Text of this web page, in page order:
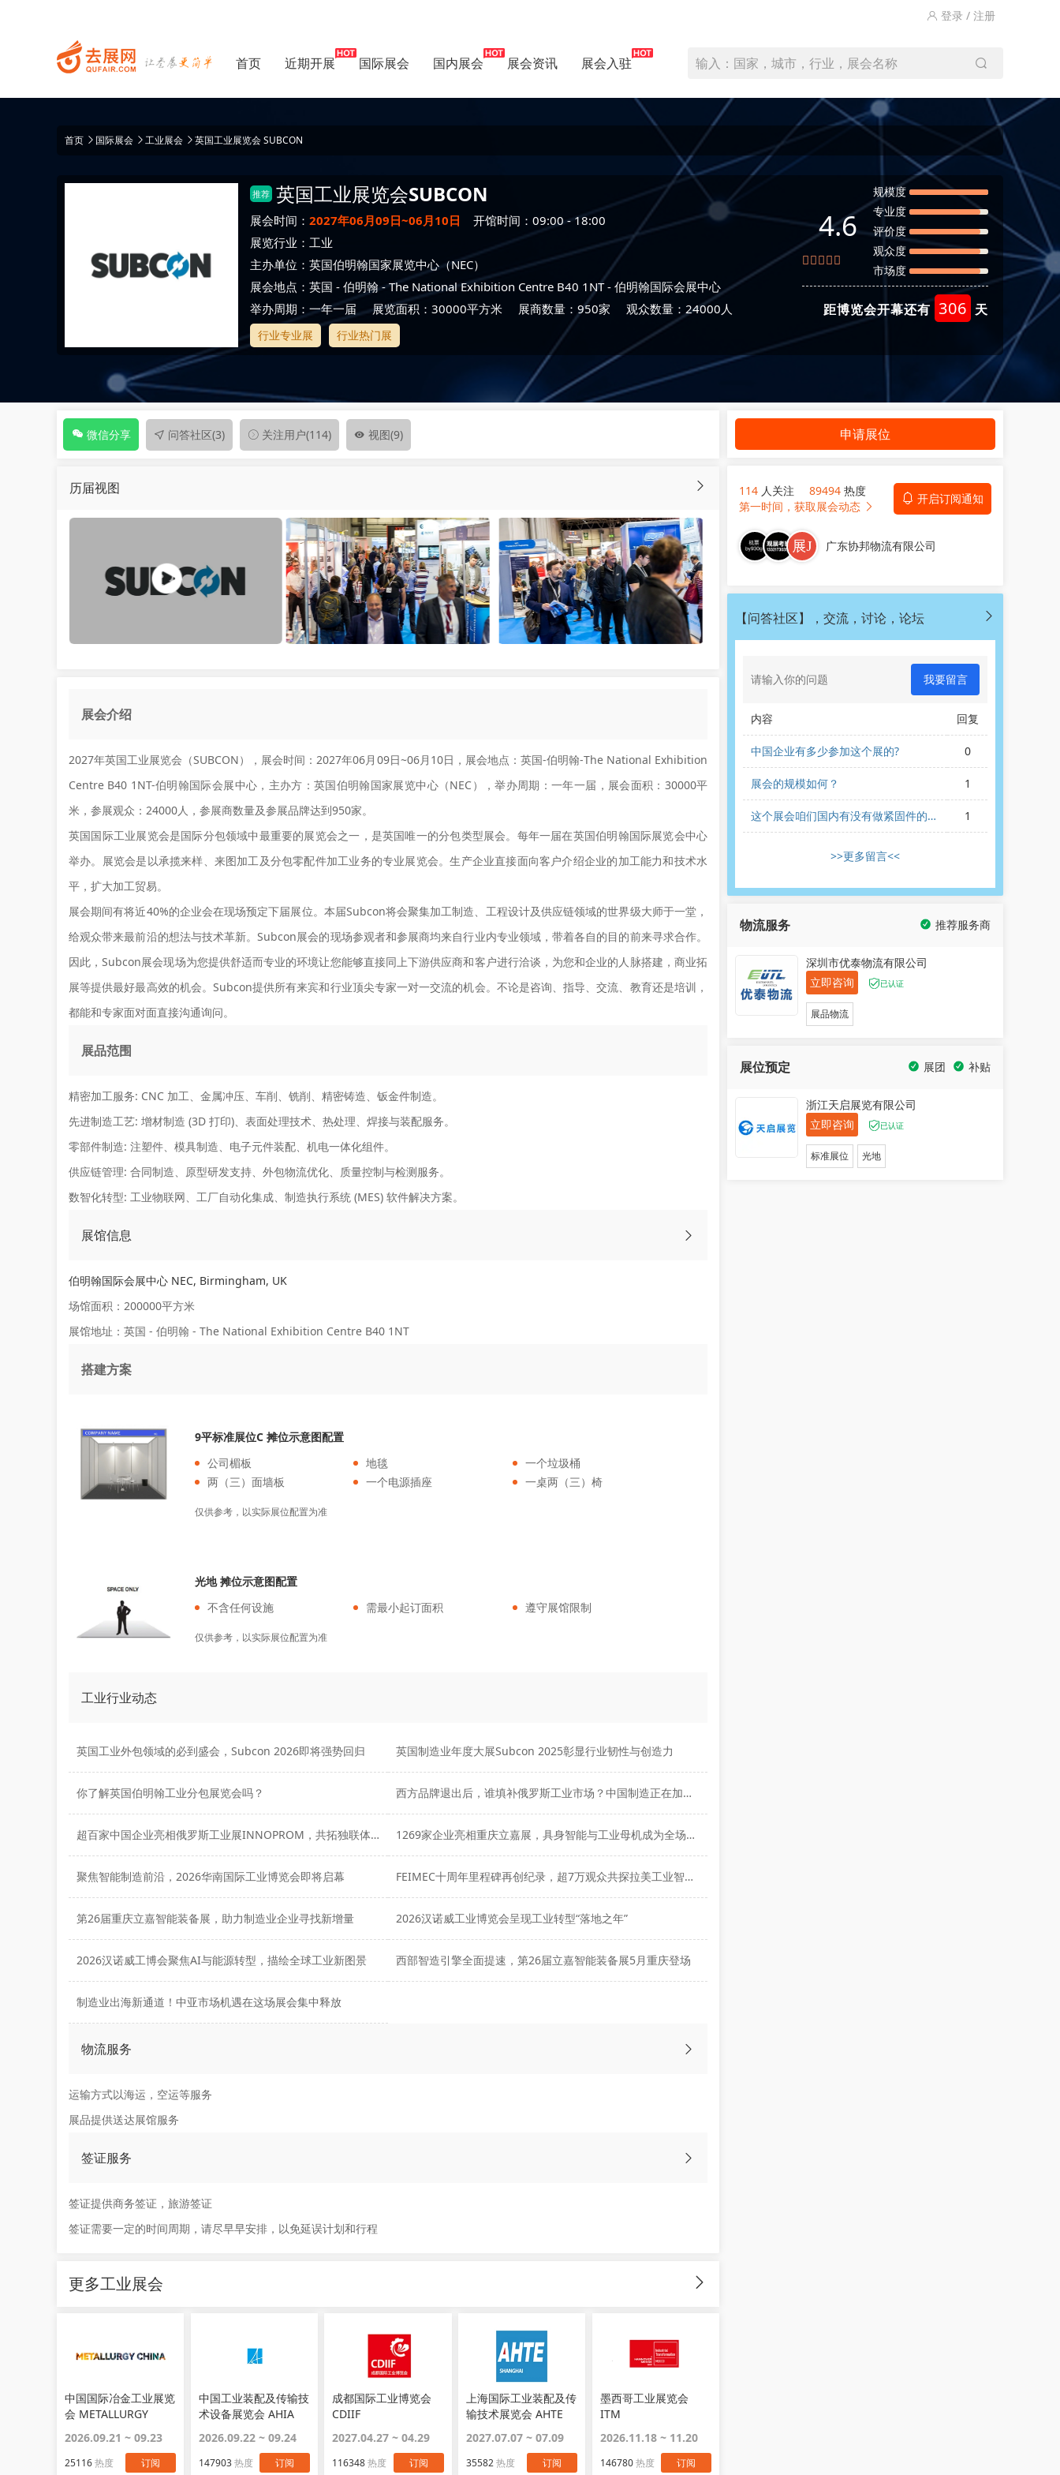
登录 / 注册
首页 近期开展 国际展会 国内展会 展会资讯 展会入驻 输入：国家，城市，行业，展会名称
首页 国际展会 工业展会 英国工业展览会 SUBCON
推荐 英国工业展览会SUBCON
展会时间： 2027年06月09日~06月10日
开馆时间：09:00 - 18:00
展览行业： 工业
主办单位： 英国伯明翰国家展览中心（NEC）
展会地点： 英国 - 伯明翰- The National Exhibition Centre B40 1NT - 伯明翰国际会展中心
举办周期：一年一届
展览面积：30000平方米 展商数量：950家 观众数量：24000人
行业专业展 行业热门展
4.6
规模度
专业度
评价度
观众度
市场度
距博览会开幕还有 306 天
微信分享 问答社区(3) 关注用户(114) 视图(9)
历届视图
展会介绍
2027年英国工业展览会（SUBCON），展会时间：2027年06月09日~06月10日，展会地点：英国-伯明翰-The National Exhibition
Centre B40 1NT-伯明翰国际会展中心，主办方：英国伯明翰国家展览中心（NEC），举办周期：一年一届，展会面积：30000平
米，参展观众：24000人，参展商数量及参展品牌达到950家。
英国国际工业展览会是国际分包领域中最重要的展览会之一，是英国唯一的分包类型展会。每年一届在英国伯明翰国际展览会中心
举办。展览会是以承揽来样、来图加工及分包零配件加工业务的专业展览会。生产企业直接面向客户介绍企业的加工能力和技术水
平，扩大加工贸易。
展会期间有将近40%的企业会在现场预定下届展位。本届Subcon将会聚集加工制造、工程设计及供应链领域的世界级大师于一堂，
给观众带来最前沿的想法与技术革新。Subcon展会的现场参观者和参展商均来自行业内专业领域，带着各自的目的前来寻求合作。
因此，Subcon展会现场为您提供舒适而专业的环境让您能够直接同上下游供应商和客户进行洽谈，为您和企业的人脉搭建，商业拓
展等提供最好最高效的机会。Subcon提供所有来宾和行业顶尖专家一对一交流的机会。不论是咨询、指导、交流、教育还是培训，
都能和专家面对面直接沟通询问。
展品范围
精密加工服务: CNC 加工、金属冲压、车削、铣削、精密铸造、钣金件制造。
先进制造工艺: 增材制造 (3D 打印)、表面处理技术、热处理、焊接与装配服务。
零部件制造: 注塑件、模具制造、电子元件装配、机电一体化组件。
供应链管理: 合同制造、原型研发支持、外包物流优化、质量控制与检测服务。
数智化转型: 工业物联网、工厂自动化集成、制造执行系统 (MES) 软件解决方案。
展馆信息
伯明翰国际会展中心 NEC, Birmingham, UK
场馆面积：200000平方米
展馆地址：英国 - 伯明翰 - The National Exhibition Centre B40 1NT
搭建方案
9平标准展位C 摊位示意图配置
公司楣板
地毯
一个垃圾桶
两（三）面墙板
一个电源插座 一桌两（三）椅
仅供参考，以实际展位配置为准
光地 摊位示意图配置
不含任何设施
需最小起订面积 遵守展馆限制
仅供参考，以实际展位配置为准
工业行业动态
英国工业外包领域的必到盛会，Subcon 2026即将强势回归 英国制造业年度大展Subcon 2025彰显行业韧性与创造力
你了解英国伯明翰工业分包展览会吗？ 西方品牌退出后，谁填补俄罗斯工业市场？中国制造正在加速布局
超百家中国企业亮相俄罗斯工业展INNOPROM，共拓独联体市场新机遇 1269家企业亮相重庆立嘉展，具身智能与工业母机成为全场焦点
聚焦智能制造前沿，2026华南国际工业博览会即将启幕 FEIMEC十周年里程碑再创纪录，超7万观众共探拉美工业智造未来
第26届重庆立嘉智能装备展，助力制造业企业寻找新增量 2026汉诺威工业博览会呈现工业转型“落地之年”
2026汉诺威工博会聚焦AI与能源转型，描绘全球工业新图景 西部智造引擎全面提速，第26届立嘉智能装备展5月重庆登场
制造业出海新通道！中亚市场机遇在这场展会集中释放
物流服务
运输方式以海运，空运等服务
展品提供送达展馆服务
签证服务
签证提供商务签证，旅游签证
签证需要一定的时间周期，请尽早早安排，以免延误计划和行程
更多工业展会
中国国际冶金工业展览
会 METALLURGY
2026.09.21 ~ 09.23
25116热度 订阅
中国工业装配及传输技
术设备展览会 AHIA
2026.09.22 ~ 09.24
147903热度 订阅
成都国际工业博览会
CDIIF
2027.04.27 ~ 04.29
116348热度 订阅
上海国际工业装配及传
输技术展览会 AHTE
2027.07.07 ~ 07.09
35582热度 订阅
墨西哥工业展览会
ITM
2026.11.18 ~ 11.20
146780热度 订阅
申请展位
114 人关注 89494 热度
开启订阅通知
第一时间，获取展会动态
广东协邦物流有限公司
【问答社区】，交流，讨论，论坛
我要留言
内容 回复
中国企业有多少参加这个展的? 0
展会的规模如何？ 1
这个展会咱们国内有没有做紧固件的参
展的？
1
>>更多留言<<
物流服务 推荐服务商
深圳市优泰物流有限公司
立即咨询
已认证
展品物流
展位预定 补贴
展团
浙江天启展览有限公司
立即咨询
已认证
标准展位 光地